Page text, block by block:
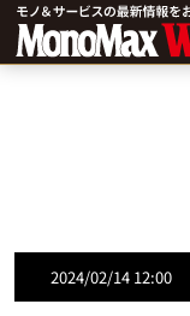
2024/02/14 12:00